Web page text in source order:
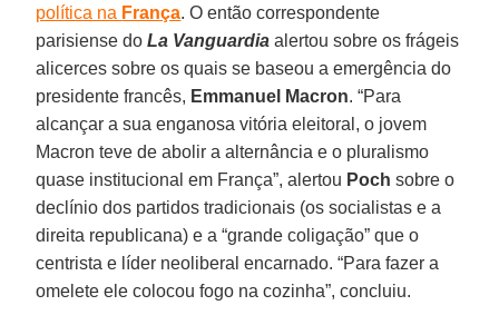
política na França. O então correspondente
parisiense doLa Vanguardia alertou sobre os frágeis
alicerces sobre os quais se baseou a emergência do
presidente francês, Emmanuel Macron. “Para
alcançar a sua enganosa vitória eleitoral, o jovem
Macron teve de abolir a alternância e o pluralismo
quase institucional em França”, alertou Poch sobre o
declínio dos partidos tradicionais (os socialistas e a
direita republicana) e a “grande coligação” que o
centrista e líder neoliberal encarnado. “Para fazer a
omelete ele colocou fogo na cozinha”, concluiu.